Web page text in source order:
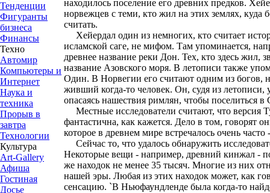
Тенденции
Фигуранты
бизнеса
Финансы
Техно
Автомир
Компьютеры и
Интернет
Наука и
техника
Прорыв в
завтра
Технологии
Культура
Art-Gallery
Афиша
Гостиная
Досье
находилось поселение его древних предков.
норвежцев с теми, кто жил на этих землях, куда
считать.
Хейердал один из немногих, кто считает
исламской саге, не мифом. Там упоминается,
древнее название реки Дон. Тех, кто здесь жил,
название Азовского моря. В летописи также
Один. В Норвегии его считают одним из богов,
живший когда-то человек. Он, судя из летописи,
опасаясь нашествия римлян, чтобы поселиться
Местные исследователи считают, что версия
фантастична, как кажется. Дело в том, говорят
которое в древнем мире встречалось очень
Сейчас то, что удалось обнаружить
Некоторые вещи - например, древний кинжал -
же находок не менее 35 тысяч. Многие из них
нашей эры. Любая из этих находок может, как
сенсацию. `В Ньюфаундленде была когда-то